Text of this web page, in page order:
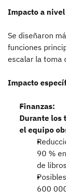
Impacto a
Se diseñaron
funciones
escalar la toma
Impacto
Finanzas:
Durante los
el equipo
90 %
de
600